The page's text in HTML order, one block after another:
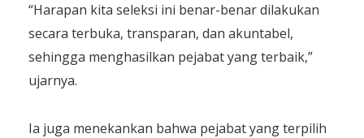
“Harapan kita seleksi ini benar-benar dilakukan
secara terbuka, transparan, dan akuntabel,
sehingga menghasilkan pejabat yang terbaik,”
ujarnya.
Ia juga menekankan bahwa pejabat yang terpilih